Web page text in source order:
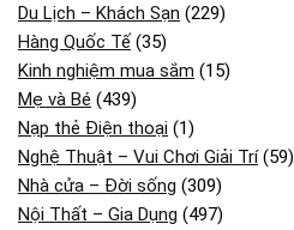
Du Lịch – Khách Sạn (229)
Hàng Quốc Tế (35)
Kinh nghiệm mua sắm (15)
Mẹ và Bé (439)
Nạp thẻ Điện thoại (1)
Nghệ Thuật – Vui Chơi Giải Trí(59)
Nhà cửa – Đời sống (309)
Nội Thất – Gia Dụng (497)